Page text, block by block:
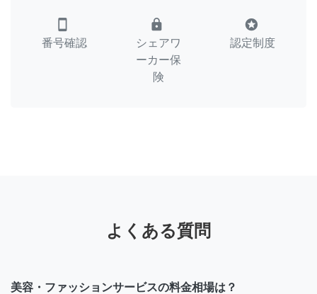
smartphone
番号確認
lock
シェアワ
ーカー保
険
stars
認定制度
よくある質問
美容・ファッションサービスの料金相場は？